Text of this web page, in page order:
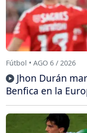
Fútbol • AGO 6 / 2026
Jhon Durán
Benfica en la